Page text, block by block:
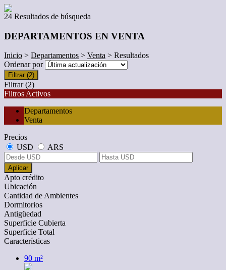
24 Resultados de búsqueda
DEPARTAMENTOS EN VENTA
Inicio > Departamentos > Venta > Resultados
Ordenar por
Filtrar (2)
Filtrar (2)
Filtros Activos
Departamentos
Venta
Precios
USD
ARS
Aplicar
Apto crédito
Ubicación
Cantidad de Ambientes
Dormitorios
Antigüedad
Superficie Cubierta
Superficie Total
Características
90 m²